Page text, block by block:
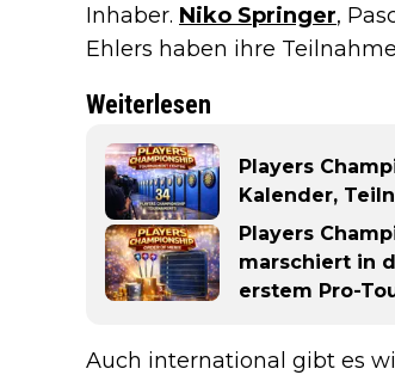
Inhaber. Niko Springer,
Ehlers haben ihre
Weiterlesen
Players
Kalender,
Players
marschiert in
erstem Pro-
Auch international gibt es